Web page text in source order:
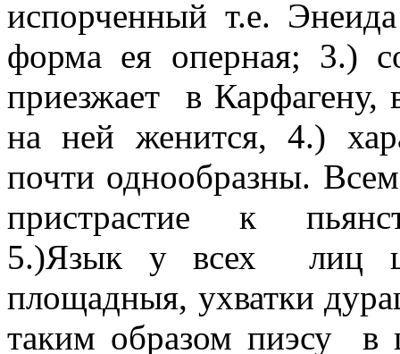
испорченный т.е.
форма ея оперная; 3.)
приезжает
в Карфагену,
на ней женится, 4.)
почти однообразны.
пристрастие
к
5.)Язык у всех
лиц
площадныя, ухватки
таким образом пиэсу
в